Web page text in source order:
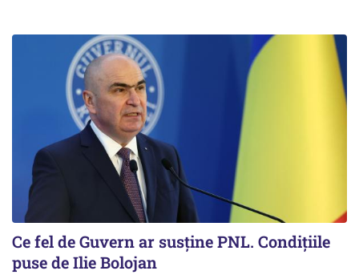
Ce fel de Guvern ar susține PNL. Condițiile
puse de Ilie Bolojan